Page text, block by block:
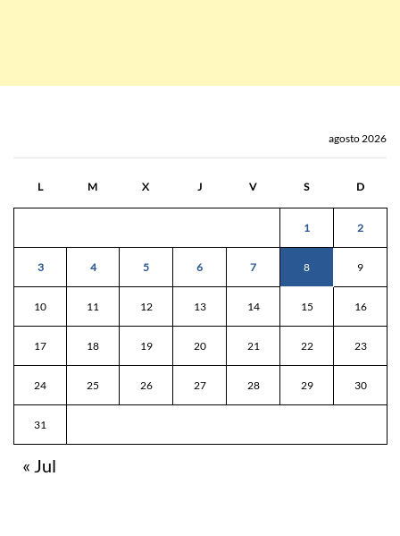
agosto 2026
L M X J V S D
1 2
3 4 5 6 7 8 9
10 11 12 13 14 15 16
17 18 19 20 21 22 23
24 25 26 27 28 29 30
31
« Jul